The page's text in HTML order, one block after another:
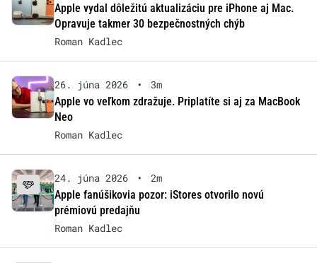
Apple vydal dôležitú aktualizáciu pre iPhone aj Mac.
Opravuje takmer 30 bezpečnostných chýb
Roman Kadlec
26. júna 2026 •
3m
Apple vo veľkom zdražuje. Priplatíte si aj za MacBook
Neo
Roman Kadlec
24. júna 2026 •
2m
Apple fanúšikovia pozor: iStores otvorilo novú
prémiovú predajňu
Roman Kadlec